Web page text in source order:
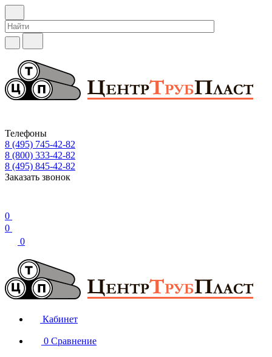
Телефоны
8 (495) 745-42-82
8 (800) 333-42-82
8 (495) 845-42-82
Заказать звонок
0
0
0
Кабинет
0 Сравнение